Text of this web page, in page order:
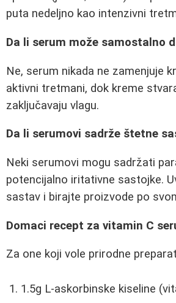
puta nedeljno kao intenzivni
Da li serum može samostalno
Ne, serum nikada ne zamenjuje
aktivni tretmani, dok kreme
zaključavaju vlagu.
Da li serumovi sadrže štetne
Neki serumovi mogu sadržati
potencijalno iritativne sastojke.
sastav i birajte proizvode po
Domaci recept za vitamin C
Za one koji vole prirodne
1.5g L-askorbinske kiseline